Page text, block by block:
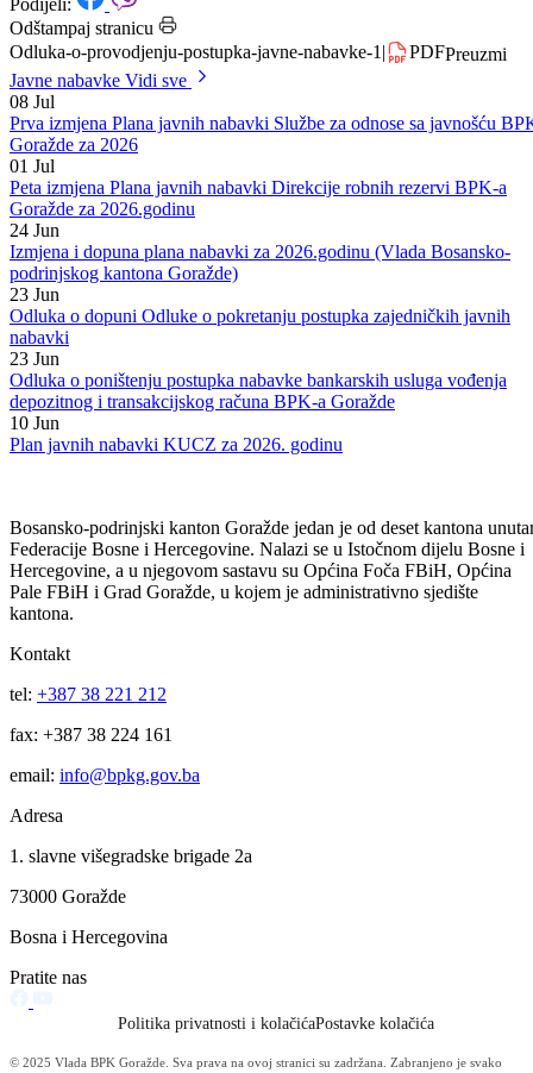
Datum: 23.02.2024.
Odštampaj stranicu
Odluka-o-provodjenju-postupka-javne-nabavke-1| PDFPreuzmi
Javne nabavkeVidi sve
08 Jul
Prva izmjena Plana javnih nabavki Službe za odnose sa javnošću
Goražde za 2026
01 Jul
Peta izmjena Plana javnih nabavki Direkcije robnih rezervi BPK-a
Goražde za 2026.godinu
24 Jun
Izmjena i dopuna plana nabavki za 2026.godinu (Vlada Bosansko-
podrinjskog kantona Goražde)
23 Jun
Odluka o dopuni Odluke o pokretanju postupka zajedničkih javnih
nabavki
23 Jun
Odluka o poništenju postupka nabavke bankarskih usluga vođenja